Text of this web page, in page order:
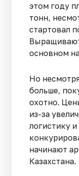
этом году
тонн,
стартовал
основном
Но
больше,
охотно.
из-за
логистику
начинают
Казахстана.